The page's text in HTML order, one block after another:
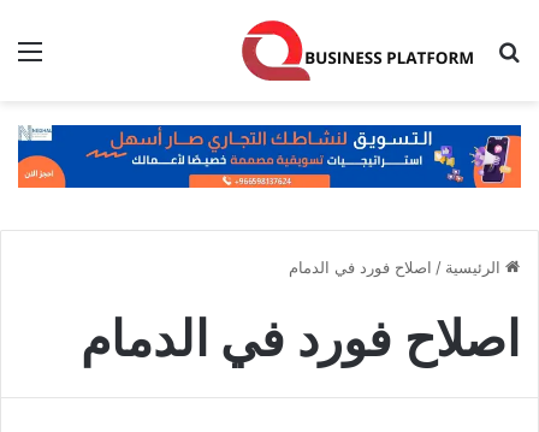
بحث عن
الرئيسية / اصلاح فورد في الدمام
اصلاح فورد في الدمام